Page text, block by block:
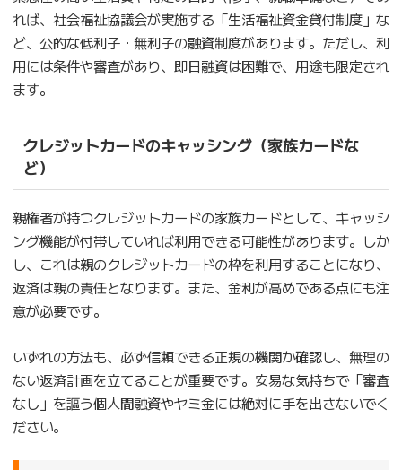
れば、社会福祉協議会が実施する「生活福祉資金貸付制度」な
ど、公的な低利子・無利子の融資制度があります。ただし、利
用には条件や審査があり、即日融資は困難で、用途も限定され
ます。
クレジットカードのキャッシング（家族カードな
ど）
親権者が持つクレジットカードの家族カードとして、キャッシ
ング機能が付帯していれば利用できる可能性があります。しか
し、これは親のクレジットカードの枠を利用することになり、
返済は親の責任となります。また、金利が高めである点にも注
意が必要です。
いずれの方法も、必ず信頼できる正規の機関か確認し、無理の
ない返済計画を立てることが重要です。安易な気持ちで「審査
なし」を謳う個人間融資やヤミ金には絶対に手を出さないでく
ださい。